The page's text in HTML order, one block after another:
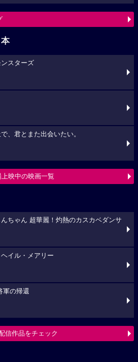
スターズ
、君とまた出会いたい。
上映中の映画一覧
ちゃん 超華麗！灼熱のカスカベダンサ
イル・メアリー
軍の帰還
信作品をチェック